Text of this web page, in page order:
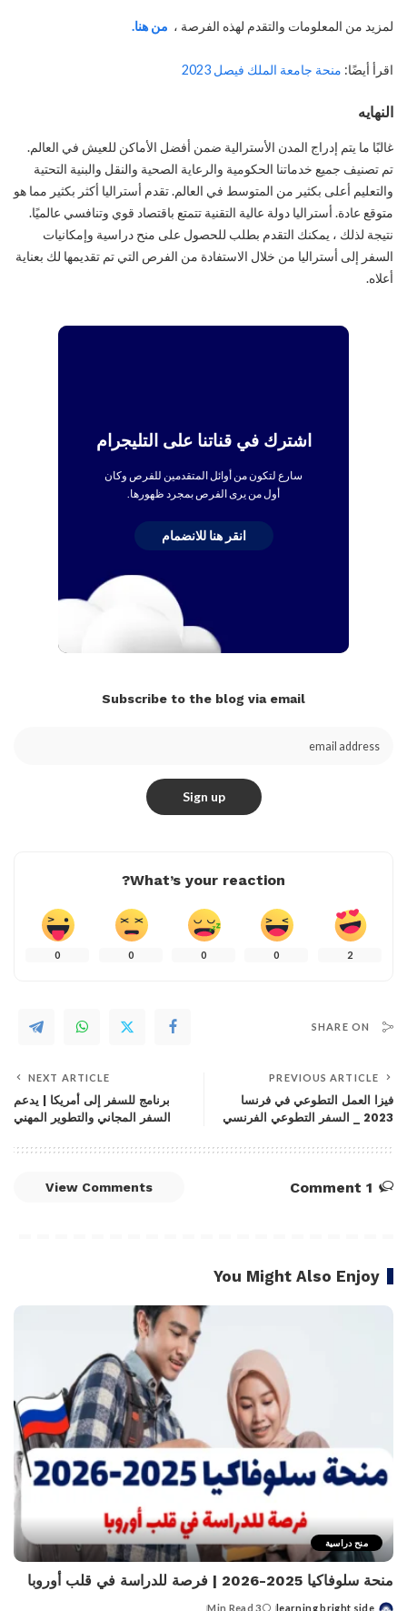
لمزيد من المعلومات والتقدم لهذه الفرصة ، من هنا.
اقرأ أيضًا: منحة جامعة الملك فيصل 2023
النهايه
غالبًا ما يتم إدراج المدن الأسترالية ضمن أفضل الأماكن للعيش في العالم.
تم تصنيف جميع خدماتنا الحكومية والرعاية الصحية والنقل والبنية التحتية
والتعليم أعلى بكثير من المتوسط في العالم. تقدم أستراليا أكثر بكثير مما هو
متوقع عادة. أستراليا دولة عالية التقنية تتمتع باقتصاد قوي وتنافسي عالميًا.
نتيجة لذلك ، يمكنك التقدم بطلب للحصول على منح دراسية وإمكانيات
السفر إلى أستراليا من خلال الاستفادة من الفرص التي تم تقديمها لك بعناية
أعلاه.
اشترك في قناتنا على التليجرام
سارع لتكون من أوائل المتقدمين للفرص وكان
أول من يرى الفرص بمجرد ظهورها.
انقر هنا للانضمام
Subscribe to the blog via email
What’s your reaction?
2
0
0
0
0
SHARE ON
PREVIOUS ARTICLE
فيزا العمل التطوعي في فرنسا
2023 _ السفر التطوعي الفرنسي
NEXT ARTICLE
برنامج للسفر إلى أمريكا | يدعم
السفر المجاني والتطوير المهني
1 Comment
View Comments
You Might Also Enjoy
منح دراسية
منحة سلوفاكيا 2025-2026 | فرصة للدراسة في قلب أوروبا
learning bright side
3 Min Read